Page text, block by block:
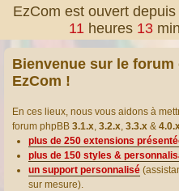
EzCom est ouvert depuis
11 heures13
Bienvenue sur le forum
EzCom !
En ces lieux, nous vous aidons à
forum phpBB 3.1.x, 3.2.x, 3.3.x &
plus de 250 extensions
plus de 150 styles &
un support personnalisé
sur mesure).